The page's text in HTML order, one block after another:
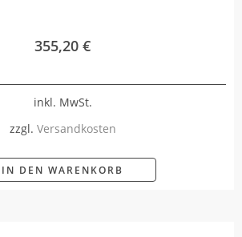
355,20 €
inkl. MwSt.
zzgl. Versandkosten
IN DEN WARENKORB